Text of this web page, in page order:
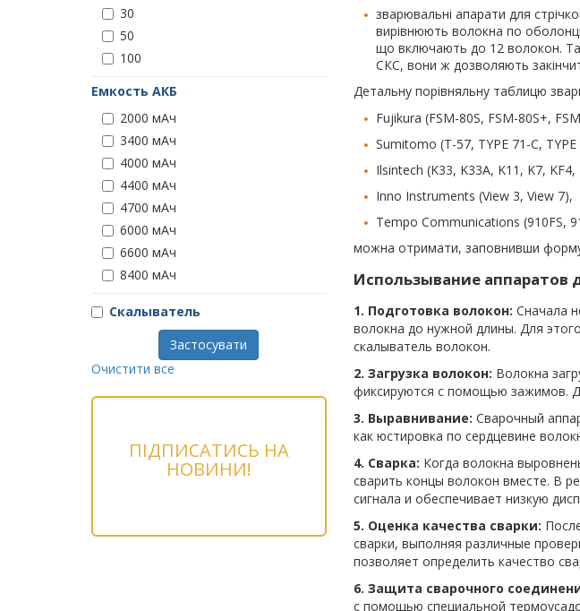
30
50
100
Емкость АКБ
2000 мАч
3400 мАч
4000 мАч
4400 мАч
4700 мАч
6000 мАч
6600 мАч
8400 мАч
Скалыватель
Застосувати
Очистити все
ПІДПИСАТИСЬ НА
НОВИНИ!
зварювальні апарати для
вирівнюють волокна по
що включають до 12 волокон.
СКС, вони ж дозволяють
Детальну порівняльну таблицю
Fujikura (FSM-80S, FSM-80S+,
Sumitomo (T-57, TYPE 71-C,
Ilsintech (K33, K33A, K11, K7, KF4,
Inno Instruments (View 3, View 7),
Tempo Communications (910FS,
можна отримати, заповнивши
Использывание аппаратов
1. Подготовка волокон: Сначала
волокна до нужной длины. Для
скалыватель волокон.
2. Загрузка волокон: Волокна
фиксируются с помощью зажимов.
3. Выравнивание: Сварочный
как юстировка по сердцевине
4. Сварка: Когда волокна
сварить концы волокон вместе. В
сигнала и обеспечивает низкую
5. Оценка качества сварки:
сварки, выполняя различные
позволяет определить качество
6. Защита сварочного
с помощью специальной